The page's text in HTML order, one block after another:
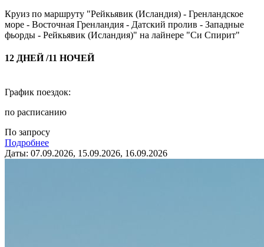
Круиз по маршруту "Рейкьявик (Исландия) - Гренландское
море - Восточная Гренландия - Датский пролив - Западные
фьорды - Рейкьявик (Исландия)" на лайнере "Си Спирит"
12 ДНЕЙ /11 НОЧЕЙ
График поездок:
по расписанию
По запросу
Подробнее
Даты: 07.09.2026, 15.09.2026, 16.09.2026